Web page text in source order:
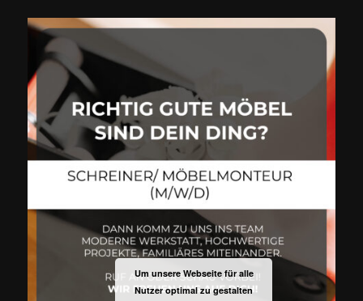
Um unsere Webseite für alle
Nutzer optimal zu gestalten